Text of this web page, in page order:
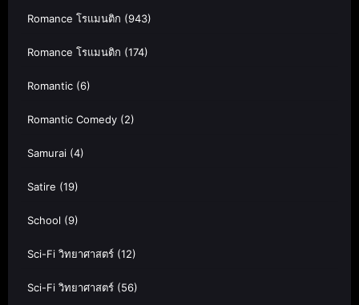
Romance โรแมนติก (943)
Romance โรแมนติก (174)
Romantic (6)
Romantic Comedy (2)
Samurai (4)
Satire (19)
School (9)
Sci-Fi วิทยาศาสตร์ (12)
Sci-Fi วิทยาศาสตร์ (56)